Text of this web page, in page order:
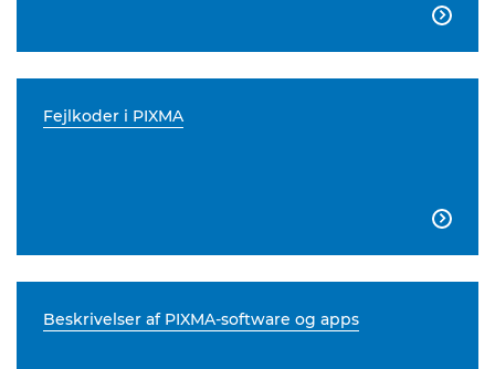

Fejlkoder i PIXMA

Beskrivelser af PIXMA-software og apps